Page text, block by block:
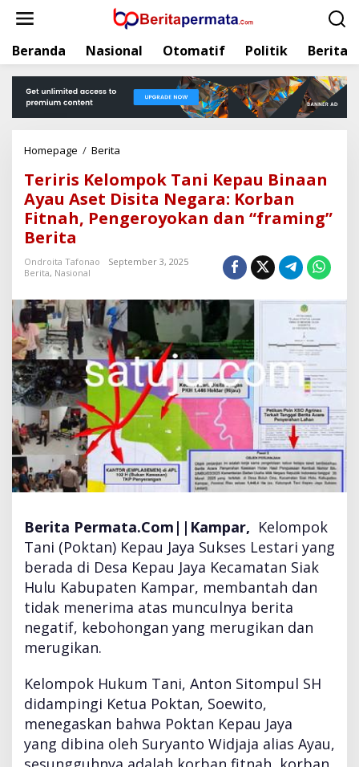
Beranda Nasional Otomatif Politik Berita
Homepage / Berita
r
i
r
i
K
o
m
p
o
k
T
n
i
K
e
p
u
B
i
n
a
n
A
u
A
s
e
t
D
Teriris Kelompok Tani Kepau Binaan
Ayau Aset Disita Negara: Korban
Fitnah, Pengeroyokan dan “framing”
Berita
Ondroita Tafonao
September 3, 2025
Berita, Nasional
Berita Permata.Com|| Kampar, Kelompok
Tani (Poktan) Kepau Jaya Sukses Lestari yang
berada di Desa Kepau Jaya Kecamatan Siak
Hulu Kabupaten Kampar, membantah dan
tidak menerima atas munculnya berita
negatif, kebohongan yang merugikan dan
merugikan.
Kelompok Hukum Tani, Anton Sitompul SH
didampingi Ketua Poktan, Soewito,
menegaskan bahwa Poktan Kepau Jaya
yang dibina oleh Suryanto Widjaja alias Ayau,